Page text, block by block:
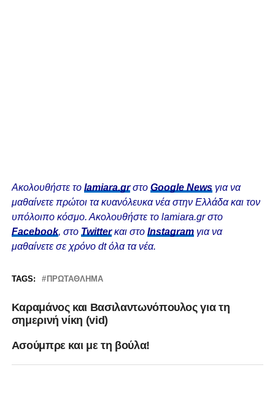
Ακολουθήστε το lamiara.grστο Google Newsγια να
μαθαίνετε πρώτοι τα κυανόλευκα νέα στην Ελλάδα και τον
υπόλοιπο κόσμο. Ακολουθήστε το lamiara.gr στο
Facebook, στο Twitterκαι στο Instagram για να
μαθαίνετε σε χρόνο dt όλα τα νέα.
TAGS: ΠΡΩΤΆΘΛΗΜΑ
Kαραμάνος και Βασιλαντωνόπουλος για τη
σημερινή νίκη (vid)
Aσούμπρε και με τη βούλα!